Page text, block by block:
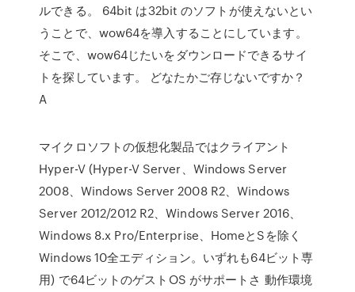
ルできる。 64bit は32bit のソフトが使えないとい
うことで、wow64を導入することにしています。
そこで、wow64じたいをダウンロードできるサイ
トを探しています。 どなたかご存じないですか？
A
マイクロソフトの仮想化製品ではクライアント
Hyper-V (Hyper-V Server、Windows Server
2008、Windows Server 2008 R2、Windows
Server 2012/2012 R2、Windows Server 2016、
Windows 8.x Pro/Enterprise、HomeとSを除く
Windows 10全エディション。いずれも64ビット専
用) で64ビットのゲストOS がサポートさ 動作環境